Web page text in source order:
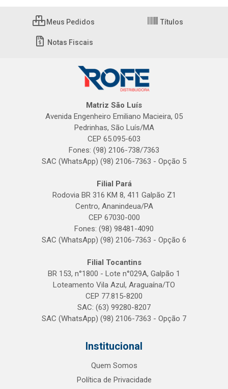
Meus Pedidos Títulos
Notas Fiscais
Matriz São Luís
Avenida Engenheiro Emiliano Macieira, 05
Pedrinhas, São Luís/MA
CEP 65.095-603
Fones: (98) 2106-738/7363
SAC (WhatsApp) (98) 2106-7363 - Opção 5
Filial Pará
Rodovia BR 316 KM 8, 411 Galpão Z1
Centro, Ananindeua/PA
CEP 67030-000
Fones: (98) 98481-4090
SAC (WhatsApp) (98) 2106-7363 - Opção 6
Filial Tocantins
BR 153, n°1800 - Lote n°029A, Galpão 1
Loteamento Vila Azul, Araguaína/TO
CEP 77.815-8200
SAC: (63) 99280-8207
SAC (WhatsApp) (98) 2106-7363 - Opção 7
Institucional
Quem Somos
Política de Privacidade